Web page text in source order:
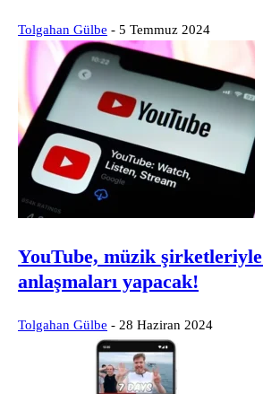
Tolgahan Gülbe - 5 Temmuz 2024
YouTube, müzik
anlaşmaları yapacak!
Tolgahan Gülbe - 28 Haziran 2024